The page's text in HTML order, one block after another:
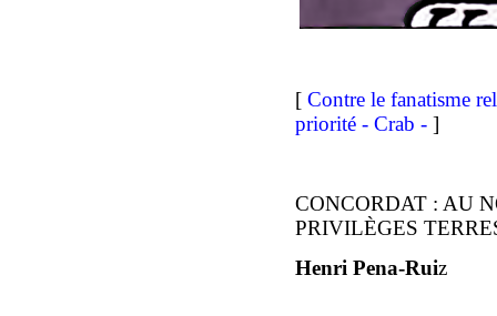
[ Contre le fanatisme
priorité - Crab - ]
CONCORDAT : AU
PRIVILÈGES
Henri Pena-Ruiz